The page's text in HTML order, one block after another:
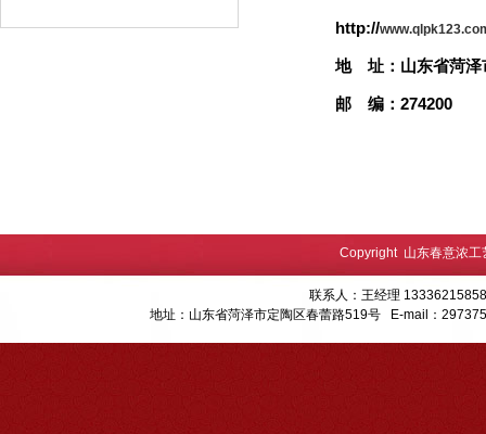
http://
地 址：山东省菏泽
邮 编：274200
Copyright 山东春意浓
联系人：王经理
地址：山东省菏泽市定陶区春蕾路519号 E-mail：